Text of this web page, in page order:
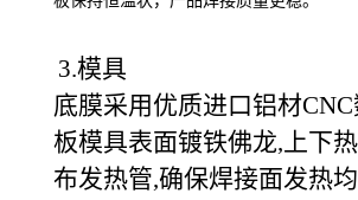
3.模具
底膜采用优质进口铝材
板模具表面镀铁佛龙,上下
布发热管,确保焊接面发热